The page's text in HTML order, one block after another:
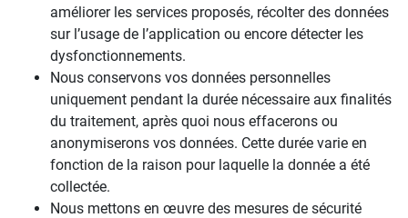
améliorer les services proposés, récolter des données
sur l’usage de l’application ou encore détecter les
dysfonctionnements.
Nous conservons vos données personnelles
uniquement pendant la durée nécessaire aux finalités
du traitement, après quoi nous effacerons ou
anonymiserons vos données. Cette durée varie en
fonction de la raison pour laquelle la donnée a été
collectée.
Nous mettons en œuvre des mesures de sécurité